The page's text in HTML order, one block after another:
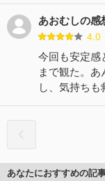
あおむしの感
4.0
今回も安定感
まで観た。
し、気持ちも
あなたにおすすめの記